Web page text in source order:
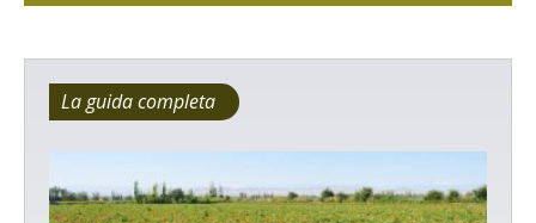
La guida completa